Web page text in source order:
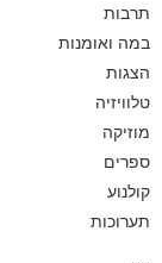
תרבות
במה ואומנות
הצגות
טלוויזיה
מוזיקה
ספרים
קולנוע
תערוכות